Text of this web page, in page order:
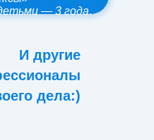
— 3 года.
И другие
дела:)